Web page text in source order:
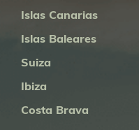
Islas Canarias
Islas Baleares
Suiza
Ibiza
Costa Brava